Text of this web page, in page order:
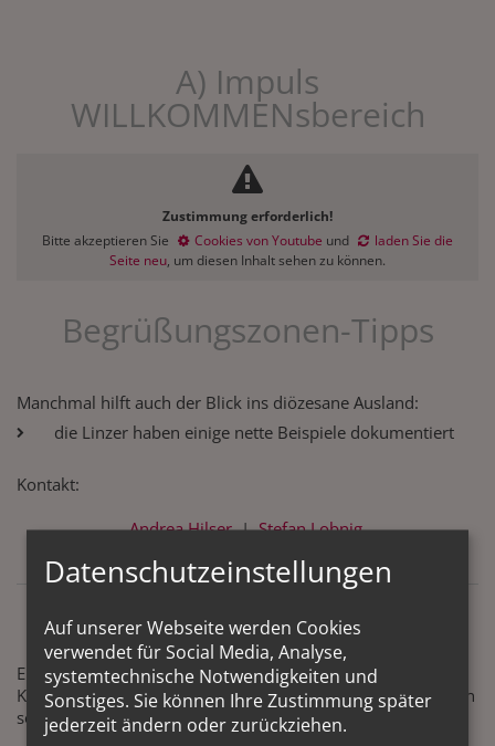
A) Impuls
WILLKOMMENsbereich
Zustimmung erforderlich!
Bitte akzeptieren Sie
Cookies von Youtube und
laden Sie die
Seite neu, um diesen Inhalt sehen zu können.
Begrüßungszonen-Tipps
Manchmal hilft auch der Blick ins diözesane Ausland:
die Linzer haben einige nette Beispiele dokumentiert
Kontakt:
Andrea Hilser|Stefan Lobnig
NEU hier?
Ein Tipp, was man auflegen könnte, um mit Menschen in
Kontakt zu kommen, die die stille und leere Kirche besuchen
sollten...
Datenschutzeinstellungen
Auf unserer Webseite werden Cookies
verwendet für Social Media, Analyse,
systemtechnische Notwendigkeiten und
Sonstiges. Sie können Ihre Zustimmung später
jederzeit ändern oder zurückziehen.